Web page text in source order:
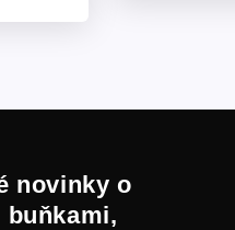
novinky o